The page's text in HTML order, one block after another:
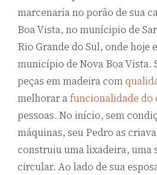
marcenaria no porão de sua
Boa Vista, no munícipio de
Rio Grande do Sul, onde hoje
município de Nova Boa Vista.
peças em madeira com
melhorar afuncionalidade do
pessoas. No início, sem
máquinas, seu Pedro as
construiu uma lixadeira, uma
circular. Ao lado de sua